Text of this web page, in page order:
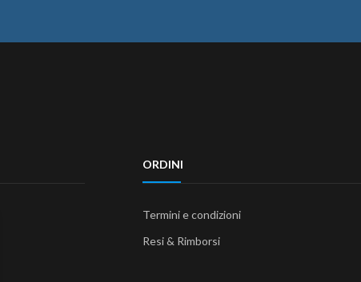
ORDINI
Termini e condizioni
Resi & Rimborsi